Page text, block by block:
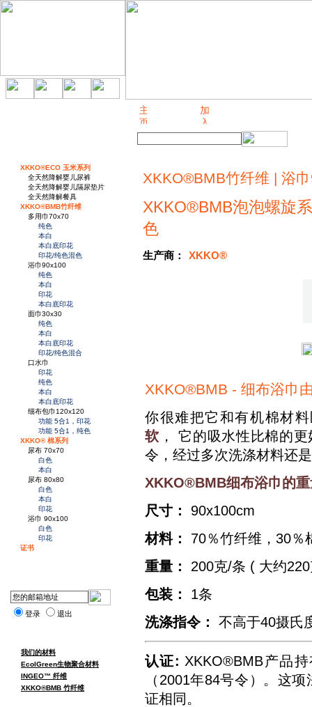
XKKO®ECO 玉米系列
全天然降解婴儿尿裤
全天然降解婴儿隔尿垫片
全天然降解餐具
XKKO®BMB竹纤维
多用巾70x70
纯色
本白
本白底印花
印花/纯色混色
浴巾90x100
纯色
本白
印花
本白底印花
面巾30x30
纯色
本白
本白底印花
印花/纯色混合
口水巾
印花
纯色
本白
本白底印花
细布包巾120x120
功能 5合1，印花
功能 5合1，纯色
XKKO® 棉系列
尿布 70x70
白色
本白
尿布 80x80
白色
本白
印花
浴巾 90x100
白色
印花
证书
登录 退出
我们的材料
EcolGreen生物聚合材料
INGEO™ 纤维
XKKO®BMB 竹纤维
XKKO®BMB竹纤维 | 浴
XKKO®BMB泡泡螺旋
色
生产商： XKKO®
XKKO®BMB - 细布浴巾
你很难把它和有机棉材
软 ， 它的吸水性比棉的更
令，经过多次洗涤材料还
XKKO®BMB细布浴巾的
尺寸：
90x100cm
材料：
70％竹纤维，30％
重量：
200克/条 ( 大约
包装：
1条
洗涤指令：
不高于40摄氏
认证: XKKO®BMB产品
（2001年84号令）。这
证相同。